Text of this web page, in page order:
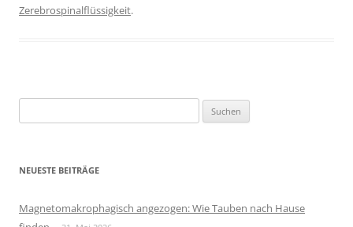
Zerebrospinalflüssigkeit.
nach:
NEUESTE BEITRÄGE
Magnetomakrophagisch angezogen: Wie Tauben nach Hause